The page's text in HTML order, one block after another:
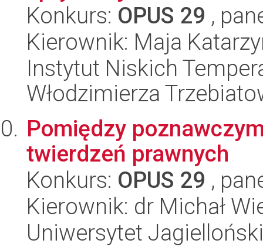
Konkurs: OPUS 29 ,
Kierownik: Maja
Instytut Niskich
Włodzimierza
Pomiędzy
twierdzeń prawnych
Konkurs: OPUS 29 ,
Kierownik: dr Michał
Uniwersytet Jagielloński